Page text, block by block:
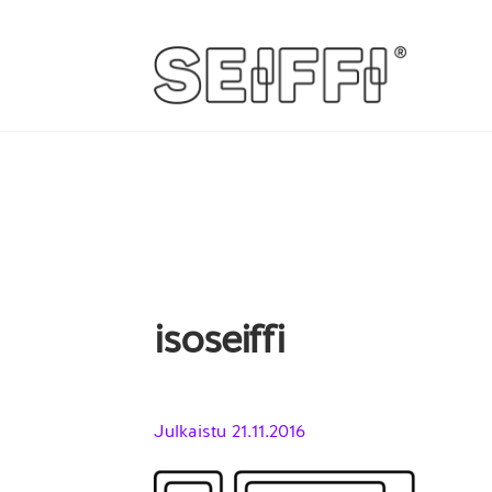
Siirry
navigointiin
Siirry
sisältöön
isoseiffi
Julkaistu21.11.2016